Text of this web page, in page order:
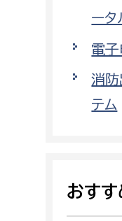
都市部
都市
都市
地域
ータ
電子
消防
テム
おすす